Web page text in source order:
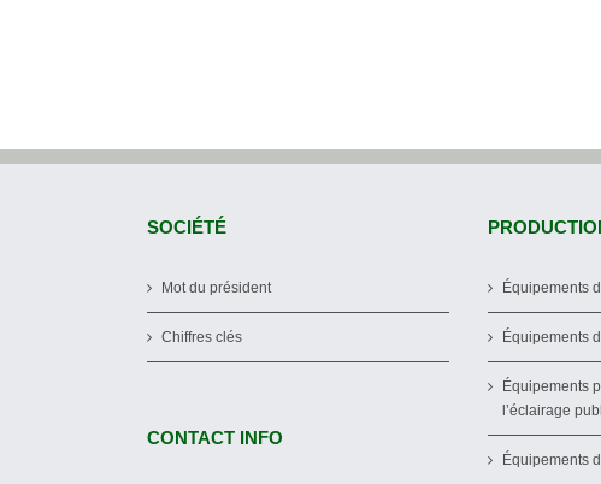
SOCIÉTÉ
Mot du président
Chiffres clés
CONTACT INFO
Équipements
Équipements
Équipements
l’éclairage
Équipements